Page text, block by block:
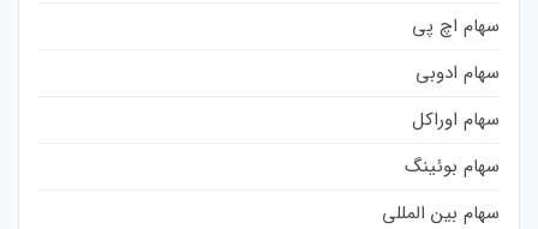
سهام اچ پی
سهام ادوبی
سهام اوراکل
سهام بوئینگ
سهام بین المللی